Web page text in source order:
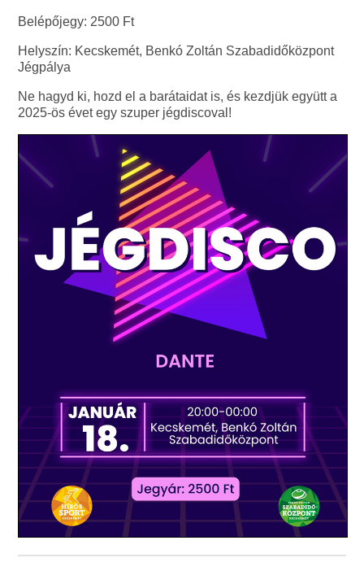
Belépőjegy: 2500 Ft
Helyszín: Kecskemét, Benkó Zoltán Szabadidőközpont
Jégpálya
Ne hagyd ki, hozd el a barátaidat is, és kezdjük együtt a
2025-ös évet egy szuper jégdiscoval!